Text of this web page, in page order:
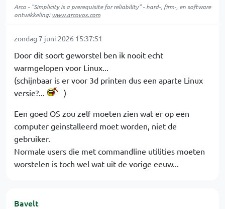
Arco - "Simplicity is a prerequisite for reliability" - hard-, firm-, en software
ontwikkeling:www.arcovox.com
zondag 7 juni 2026 15:37:51
Door dit soort geworstel ben ik nooit echt
warmgelopen voor Linux...
(schijnbaar is er voor 3d printen dus een aparte Linux
versie?...
)
Een goed OS zou zelf moeten zien wat er op een
computer geinstalleerd moet worden, niet de
gebruiker.
Normale users die met commandline utilities moeten
worstelen is toch wel wat uit de vorige eeuw...
Bavelt